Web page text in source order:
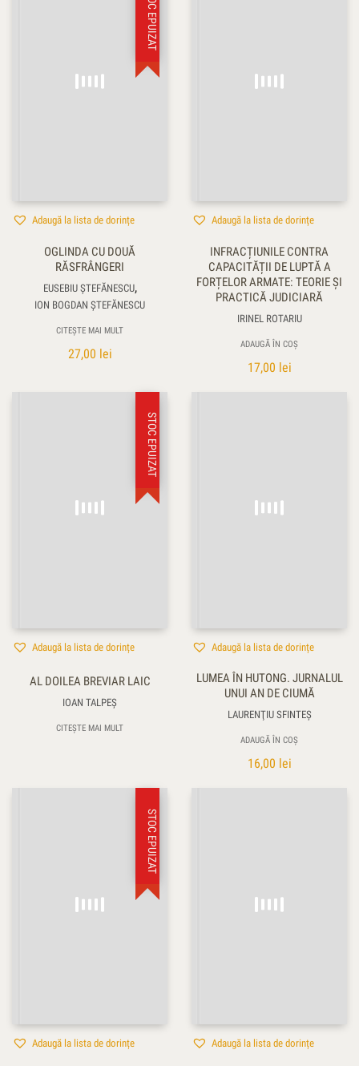
STOC EPUIZAT
Adaugă la lista de dorințe
OGLINDA CU DOUĂ
RĂSFRÂNGERI
EUSEBIU ȘTEFĂNESCU,
ION BOGDAN ȘTEFĂNESCU
CITEȘTE MAI MULT
27,00 lei
Adaugă la lista de dorințe
INFRACȚIUNILE CONTRA
CAPACITĂȚII DE LUPTĂ A
FORȚELOR ARMATE: TEORIE ȘI
PRACTICĂ JUDICIARĂ
IRINEL ROTARIU
ADAUGĂ ÎN COȘ
17,00 lei
STOC EPUIZAT
Adaugă la lista de dorințe
AL DOILEA BREVIAR LAIC
IOAN TALPEŞ
CITEȘTE MAI MULT
Adaugă la lista de dorințe
LUMEA ÎN HUTONG. JURNALUL
UNUI AN DE CIUMĂ
LAURENŢIU SFINTEȘ
ADAUGĂ ÎN COȘ
16,00 lei
STOC EPUIZAT
Adaugă la lista de dorințe Adaugă la lista de dorințe